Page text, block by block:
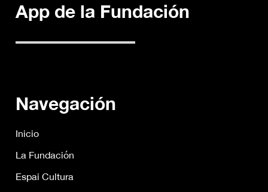
Navegación
Inicio
La Fundación
Espai Cultura
App de la Fundación